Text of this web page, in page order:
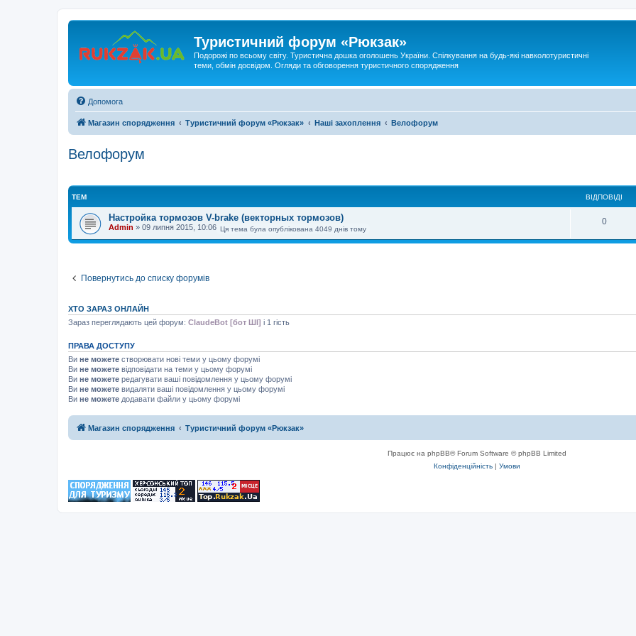
Туристичний форум «Рюкзак»
Подорожі по всьому світу. Туристична дошка оголошень України. Спілкування на будь-які навколотуристичні
теми, обмін досвідом. Огляди та обговорення туристичного спорядження
Допомога
Магазин спорядження Туристичний форум «Рюкзак» Наші захоплення Велофорум
Велофорум
ТЕМ ВІДПОВІДІ
Настройка тормозов V-brake (векторных тормозов)
Admin » 09 липня 2015, 10:06 Ця тема була опублікована 4049 днів тому
0
Повернутись до списку форумів
ХТО ЗАРАЗ ОНЛАЙН
Зараз переглядають цей форум: ClaudeBot [бот ШІ] і 1 гість
ПРАВА ДОСТУПУ
Ви не можете створювати нові теми у цьому форумі
Ви не можете відповідати на теми у цьому форумі
Ви не можете редагувати ваші повідомлення у цьому форумі
Ви не можете видаляти ваші повідомлення у цьому форумі
Ви не можете додавати файли у цьому форумі
Магазин спорядження Туристичний форум «Рюкзак»
Працює на phpBB® Forum Software © phpBB Limited
Конфіденційність | Умови